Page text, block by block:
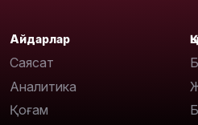
Айдарлар
Саясат
Аналитика
Қоғам